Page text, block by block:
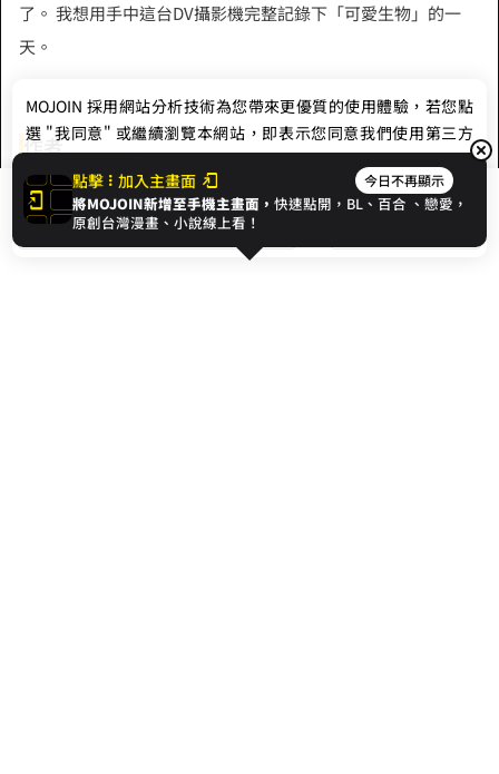
開始閱讀
了。 我想用手中這台DV攝影機完整記錄下「可愛生物」的一
天。
作者
panchi
點擊 加入主畫面 今日不再顯示
將MOJOIN新增至手機主畫面，快速點開，BL、百合 、戀愛，
原創台灣漫畫、小說線上看！
MOJOIN 採用網站分析技術為您帶來更優質的使用體驗，若您點
選 "我同意" 或繼續瀏覽本網站，即表示您同意我們使用第三方
Cookie，欲瞭解更多資訊請見隱私權政策。
我同意